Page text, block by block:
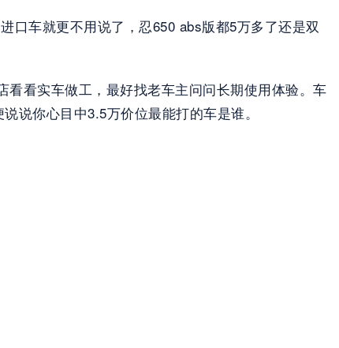
口车就更不用说了，忍650 abs版都5万多了还是双
看实车做工，最好找老车主问问长期使用体验。车
说你心目中3.5万价位最能打的车是谁。